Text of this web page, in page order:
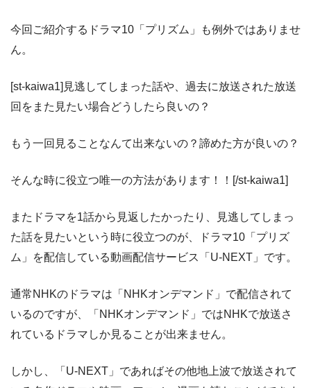
今回ご紹介するドラマ10「プリズム」も例外ではありませ
ん。
[st-kaiwa1]見逃してしまった話や、過去に放送された放送
回をまた見たい場合どうしたら良いの？
もう一回見ることなんて出来ないの？諦めた方が良いの？
そんな時に役立つ唯一の方法があります！！[/st-kaiwa1]
またドラマを1話から見返したかったり、見逃してしまっ
た話を見たいという時に役立つのが、ドラマ10「プリズ
ム」を配信している動画配信サービス「U-NEXT」です。
通常NHKのドラマは「NHKオンデマンド」で配信されて
いるのですが、「NHKオンデマンド」ではNHKで放送さ
れているドラマしか見ることが出来ません。
しかし、「U-NEXT」であればその他地上波で放送されて